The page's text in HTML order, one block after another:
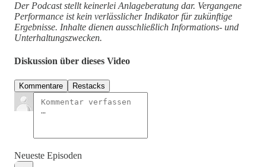
Der Podcast stellt keinerlei Anlageberatung dar. Vergangene
Performance ist kein verlässlicher Indikator für zukünftige
Ergebnisse. Inhalte dienen ausschließlich Informations- und
Unterhaltungszwecken.
Diskussion über dieses Video
Kommentare Restacks
Neueste Episoden